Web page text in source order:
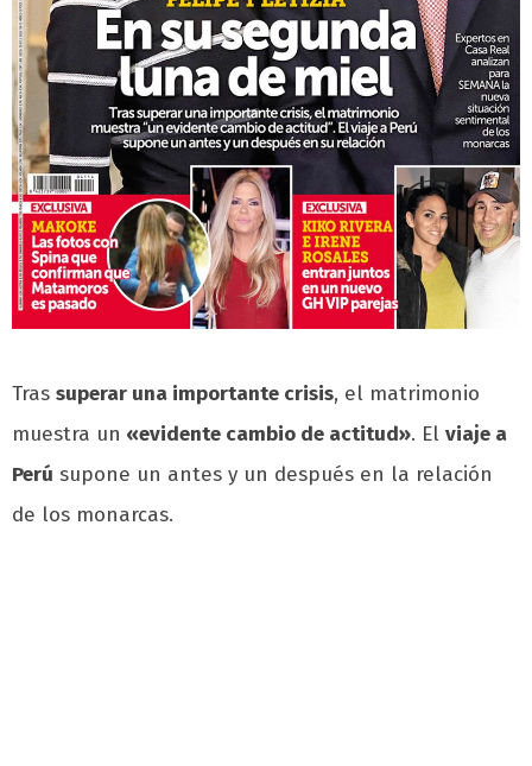
Tras superar una importante crisis, el matrimonio
muestra un «evidente cambio de actitud». El viaje a
Perú supone un antes y un después en la relación
de los monarcas.